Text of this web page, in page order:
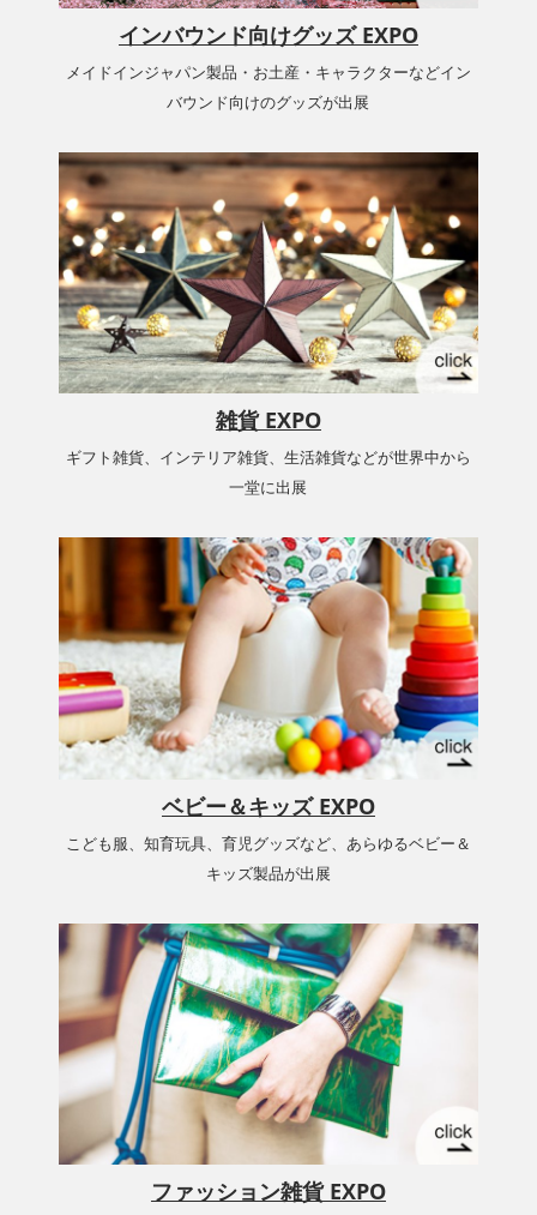
インバウンド向けグッズ EXPO
メイドインジャパン製品・お土産・キャラクターなどイン
バウンド向けのグッズが出展
雑貨 EXPO
ギフト雑貨、インテリア雑貨、生活雑貨などが世界中から
一堂に出展
ベビー＆キッズ EXPO
こども服、知育玩具、育児グッズなど、あらゆるベビー＆
キッズ製品が出展
ファッション雑貨 EXPO